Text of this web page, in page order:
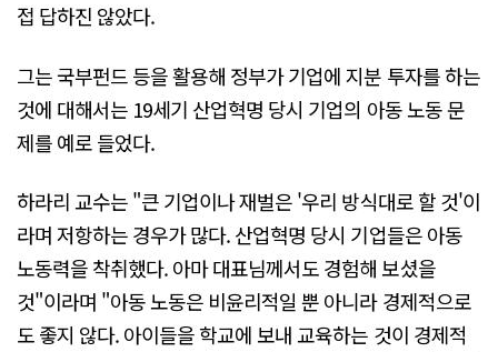
접 답하진 않았다.
그는 국부펀드 등을 활용해 정부가 기업에 지분 투자를 하는
것에 대해서는 19세기 산업혁명 당시 기업의 아동 노동 문
제를 예로 들었다.
하라리 교수는 "큰 기업이나 재벌은 '우리 방식대로 할 것'이
라며 저항하는 경우가 많다. 산업혁명 당시 기업들은 아동
노동력을 착취했다. 아마 대표님께서도 경험해 보셨을
것"이라며 "아동 노동은 비윤리적일 뿐 아니라 경제적으로
도 좋지 않다. 아이들을 학교에 보내 교육하는 것이 경제적